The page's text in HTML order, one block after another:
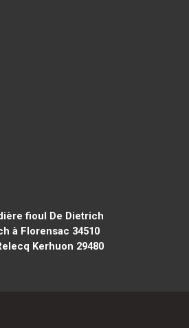
fioul De Dietrich
à Florensac 34510
Kerhuon 29480